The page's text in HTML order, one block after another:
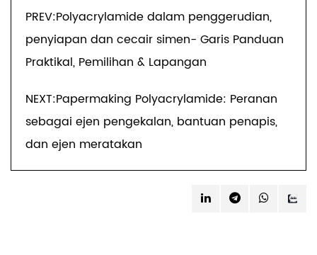
PREV:Polyacrylamide dalam penggerudian,
penyiapan dan cecair simen- Garis Panduan
Praktikal, Pemilihan & Lapangan
NEXT:Papermaking Polyacrylamide: Peranan
sebagai ejen pengekalan, bantuan penapis,
dan ejen meratakan